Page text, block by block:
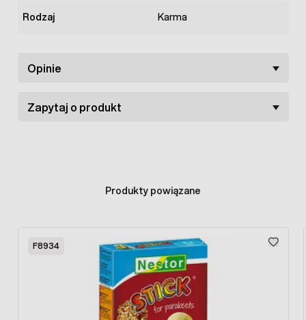
Rodzaj Karma
Opinie
Zapytaj o produkt
Produkty powiązane
F8934